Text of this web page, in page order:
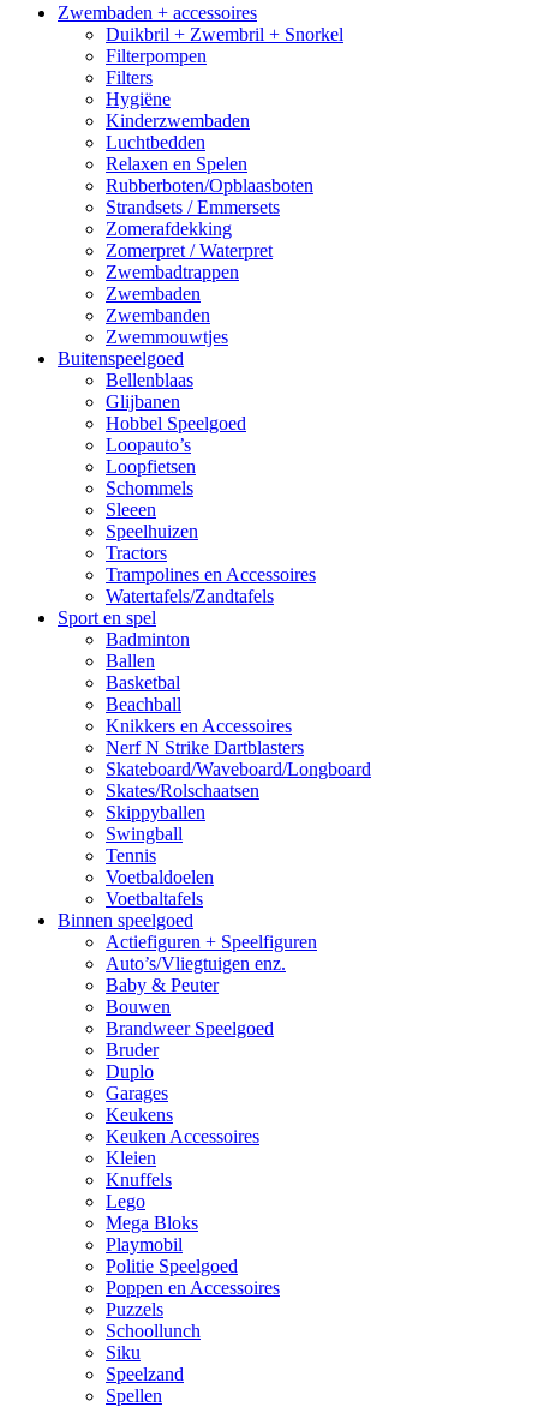
Zwembaden + accessoires
Duikbril + Zwembril + Snorkel
Filterpompen
Filters
Hygiëne
Kinderzwembaden
Luchtbedden
Relaxen en Spelen
Rubberboten/Opblaasboten
Strandsets / Emmersets
Zomerafdekking
Zomerpret / Waterpret
Zwembadtrappen
Zwembaden
Zwembanden
Zwemmouwtjes
Buitenspeelgoed
Bellenblaas
Glijbanen
Hobbel Speelgoed
Loopauto’s
Loopfietsen
Schommels
Sleeen
Speelhuizen
Tractors
Trampolines en Accessoires
Watertafels/Zandtafels
Sport en spel
Badminton
Ballen
Basketbal
Beachball
Knikkers en Accessoires
Nerf N Strike Dartblasters
Skateboard/Waveboard/Longboard
Skates/Rolschaatsen
Skippyballen
Swingball
Tennis
Voetbaldoelen
Voetbaltafels
Binnen speelgoed
Actiefiguren + Speelfiguren
Auto’s/Vliegtuigen enz.
Baby & Peuter
Bouwen
Brandweer Speelgoed
Bruder
Duplo
Garages
Keukens
Keuken Accessoires
Kleien
Knuffels
Lego
Mega Bloks
Playmobil
Politie Speelgoed
Poppen en Accessoires
Puzzels
Schoollunch
Siku
Speelzand
Spellen